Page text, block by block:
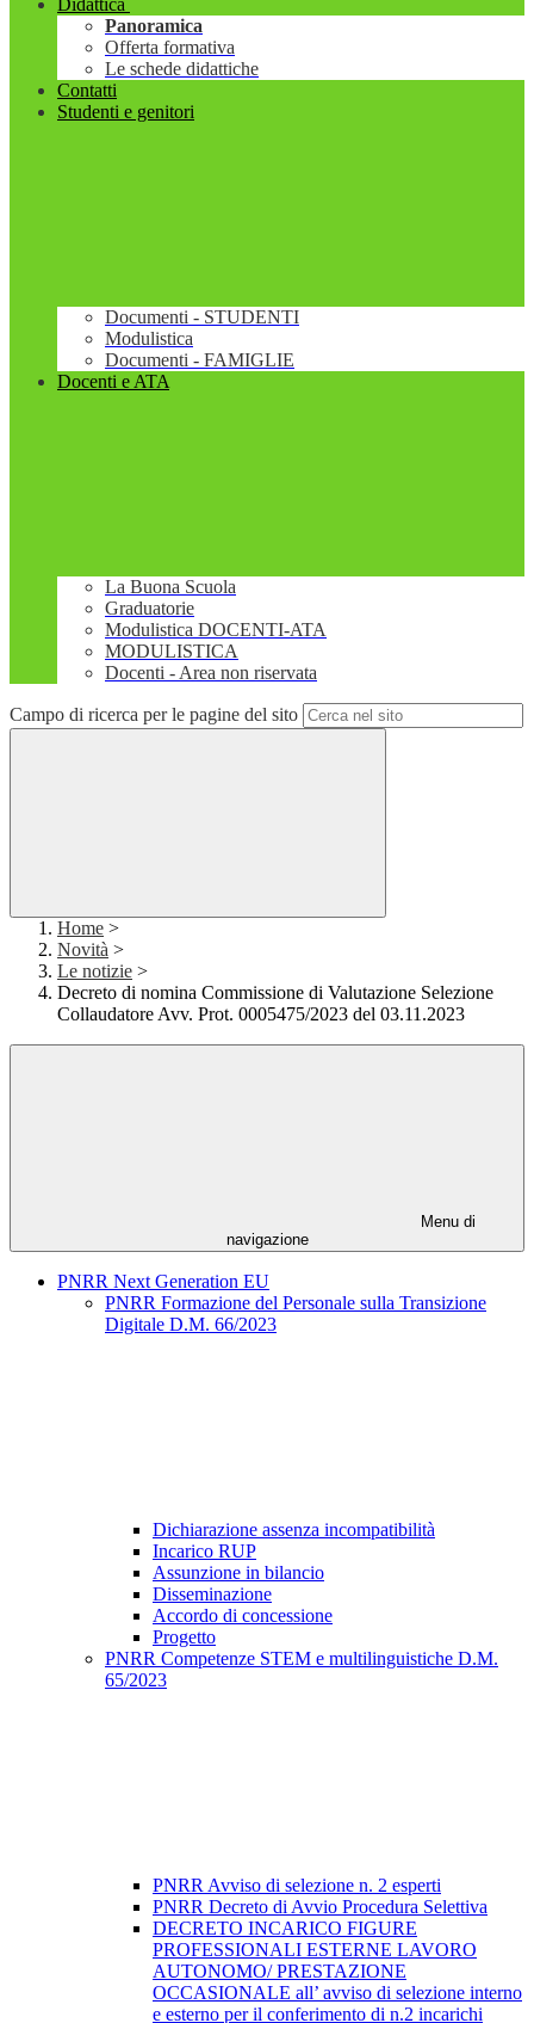
Didattica
Panoramica
Offerta formativa
Le schede didattiche
Contatti
Studenti e genitori
Documenti - STUDENTI
Modulistica
Documenti - FAMIGLIE
Docenti e ATA
La Buona Scuola
Graduatorie
Modulistica DOCENTI-ATA
MODULISTICA
Docenti - Area non riservata
Campo di ricerca per le pagine del sito
Home >
Novità >
Le notizie >
Decreto di nomina Commissione di Valutazione Selezione
Collaudatore Avv. Prot. 0005475/2023 del 03.11.2023
Menu di
navigazione
PNRR Next Generation EU
PNRR Formazione del Personale sulla Transizione
Digitale D.M. 66/2023
Dichiarazione assenza incompatibilità
Incarico RUP
Assunzione in bilancio
Disseminazione
Accordo di concessione
Progetto
PNRR Competenze STEM e multilinguistiche D.M.
65/2023
PNRR Avviso di selezione n. 2 esperti
PNRR Decreto di Avvio Procedura Selettiva
DECRETO INCARICO FIGURE
PROFESSIONALI ESTERNE LAVORO
AUTONOMO/ PRESTAZIONE
OCCASIONALE all’ avviso di selezione interno
e esterno per il conferimento di n.2 incarichi